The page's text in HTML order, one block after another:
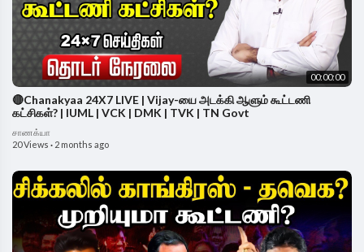
00:00:00
🔴Chanakyaa 24X7 LIVE | Vijay-யை அடக்கி ஆளும் கூட்டணி
கட்சிகள்? | IUML | VCK | DMK | TVK | TN Govt
சாணக்யா
20 Views · 2 months ago